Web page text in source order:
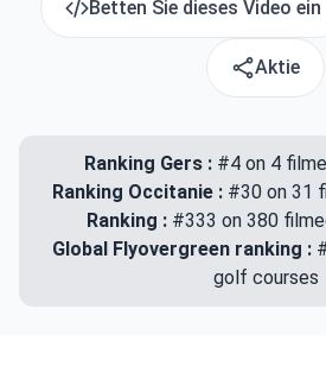
Betten Sie dieses Video ein
Aktie
Ranking Gers :#4 on 4
Ranking Occitanie : #30 on 31
Ranking : #333 on 380
Global Flyovergreen ranking :
golf courses